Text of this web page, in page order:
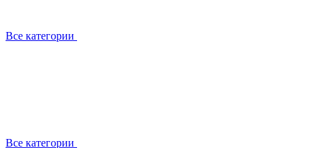
Все категории
Все категории